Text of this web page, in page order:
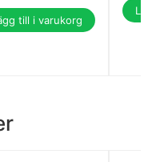
till i varukorg